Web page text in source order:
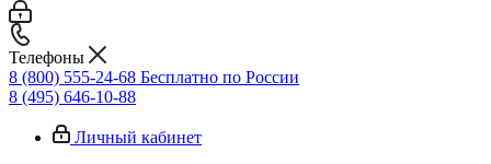
Телефоны
8 (800) 555-24-68 Бесплатно по России
8 (495) 646-10-88
Личный кабинет